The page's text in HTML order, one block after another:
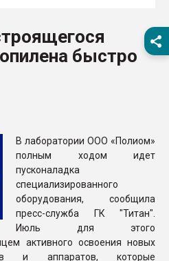
Материал поверхности
вакуумного
Продам отходы
быстро
В лаборатории ООО «Полиом»
полным ходом идет
пусконаладка
специализированного
оборудования, сообщила
пресс-служба ГК "Титан".
Июль для этого
активного освоения новых
и аппаратов, которые